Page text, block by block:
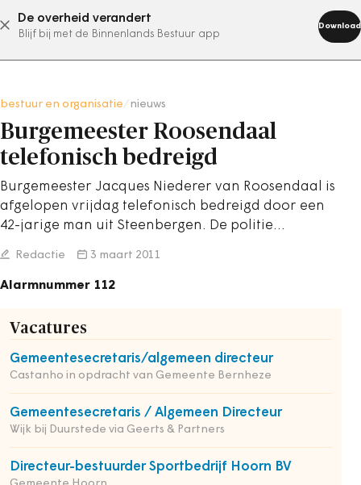
De overheid verandert
Blijf bij met de Binnenlands Bestuur app
Download
abonneer nu
bestuur en organisatie nieuws
Burgemeester Roosendaal
telefonisch bedreigd
Burgemeester Jacques Niederer van Roosendaal is
afgelopen vrijdag telefonisch bedreigd door een
42-jarige man uit Steenbergen. De politie…
Redactie 3 maart 2011
Alarmnummer 112
Vacatures
Gemeentesecretaris/algemeen directeur
Castanho in opdracht van Gemeente Bernheze
Gemeentesecretaris / Algemeen Directeur
Wijk bij Duurstede via Geerts & Partners
Directeur-bestuurder Sportbedrijf Hoorn BV